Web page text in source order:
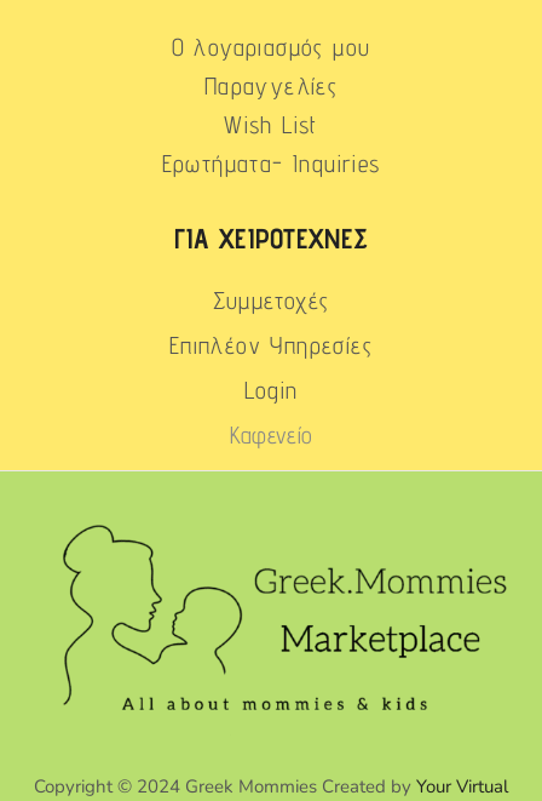
Ο λογαριασμός μου
Παραγγελίες
Wish List
Ερωτήματα- Inquiries
ΓΙΑ ΧΕΙΡΟΤΈΧΝΕΣ
Συμμετοχές
Επιπλέον Υπηρεσίες
Login
Καφενείο
Copyright © 2024 Greek Mommies Created by Your Virtual